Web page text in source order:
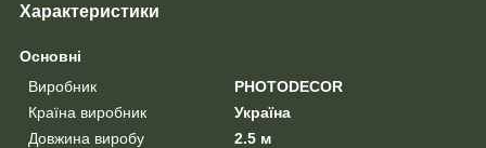
Характеристики
Основні
Виробник
PHOTODECOR
Країна виробник
Україна
Довжина виробу
2.5 м